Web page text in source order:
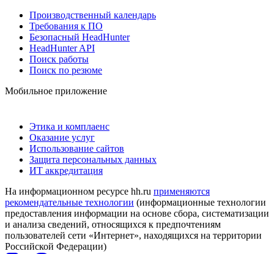
Производственный календарь
Требования к ПО
Безопасный HeadHunter
HeadHunter API
Поиск работы
Поиск по резюме
Мобильное приложение
Этика и комплаенс
Оказание услуг
Использование сайтов
Защита персональных данных
ИТ аккредитация
На информационном ресурсе hh.ru применяются
рекомендательные технологии (информационные технологии
предоставления информации на основе сбора, систематизации
и анализа сведений, относящихся к предпочтениям
пользователей сети «Интернет», находящихся на территории
Российской Федерации)